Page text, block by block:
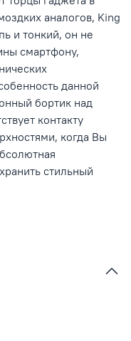
аналогов, King
и тонкий, он не
смартфону,
данной
бортик над
контакту
когда Вы
стильный